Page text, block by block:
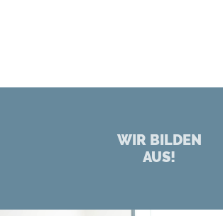
WIR BILDEN
AUS!